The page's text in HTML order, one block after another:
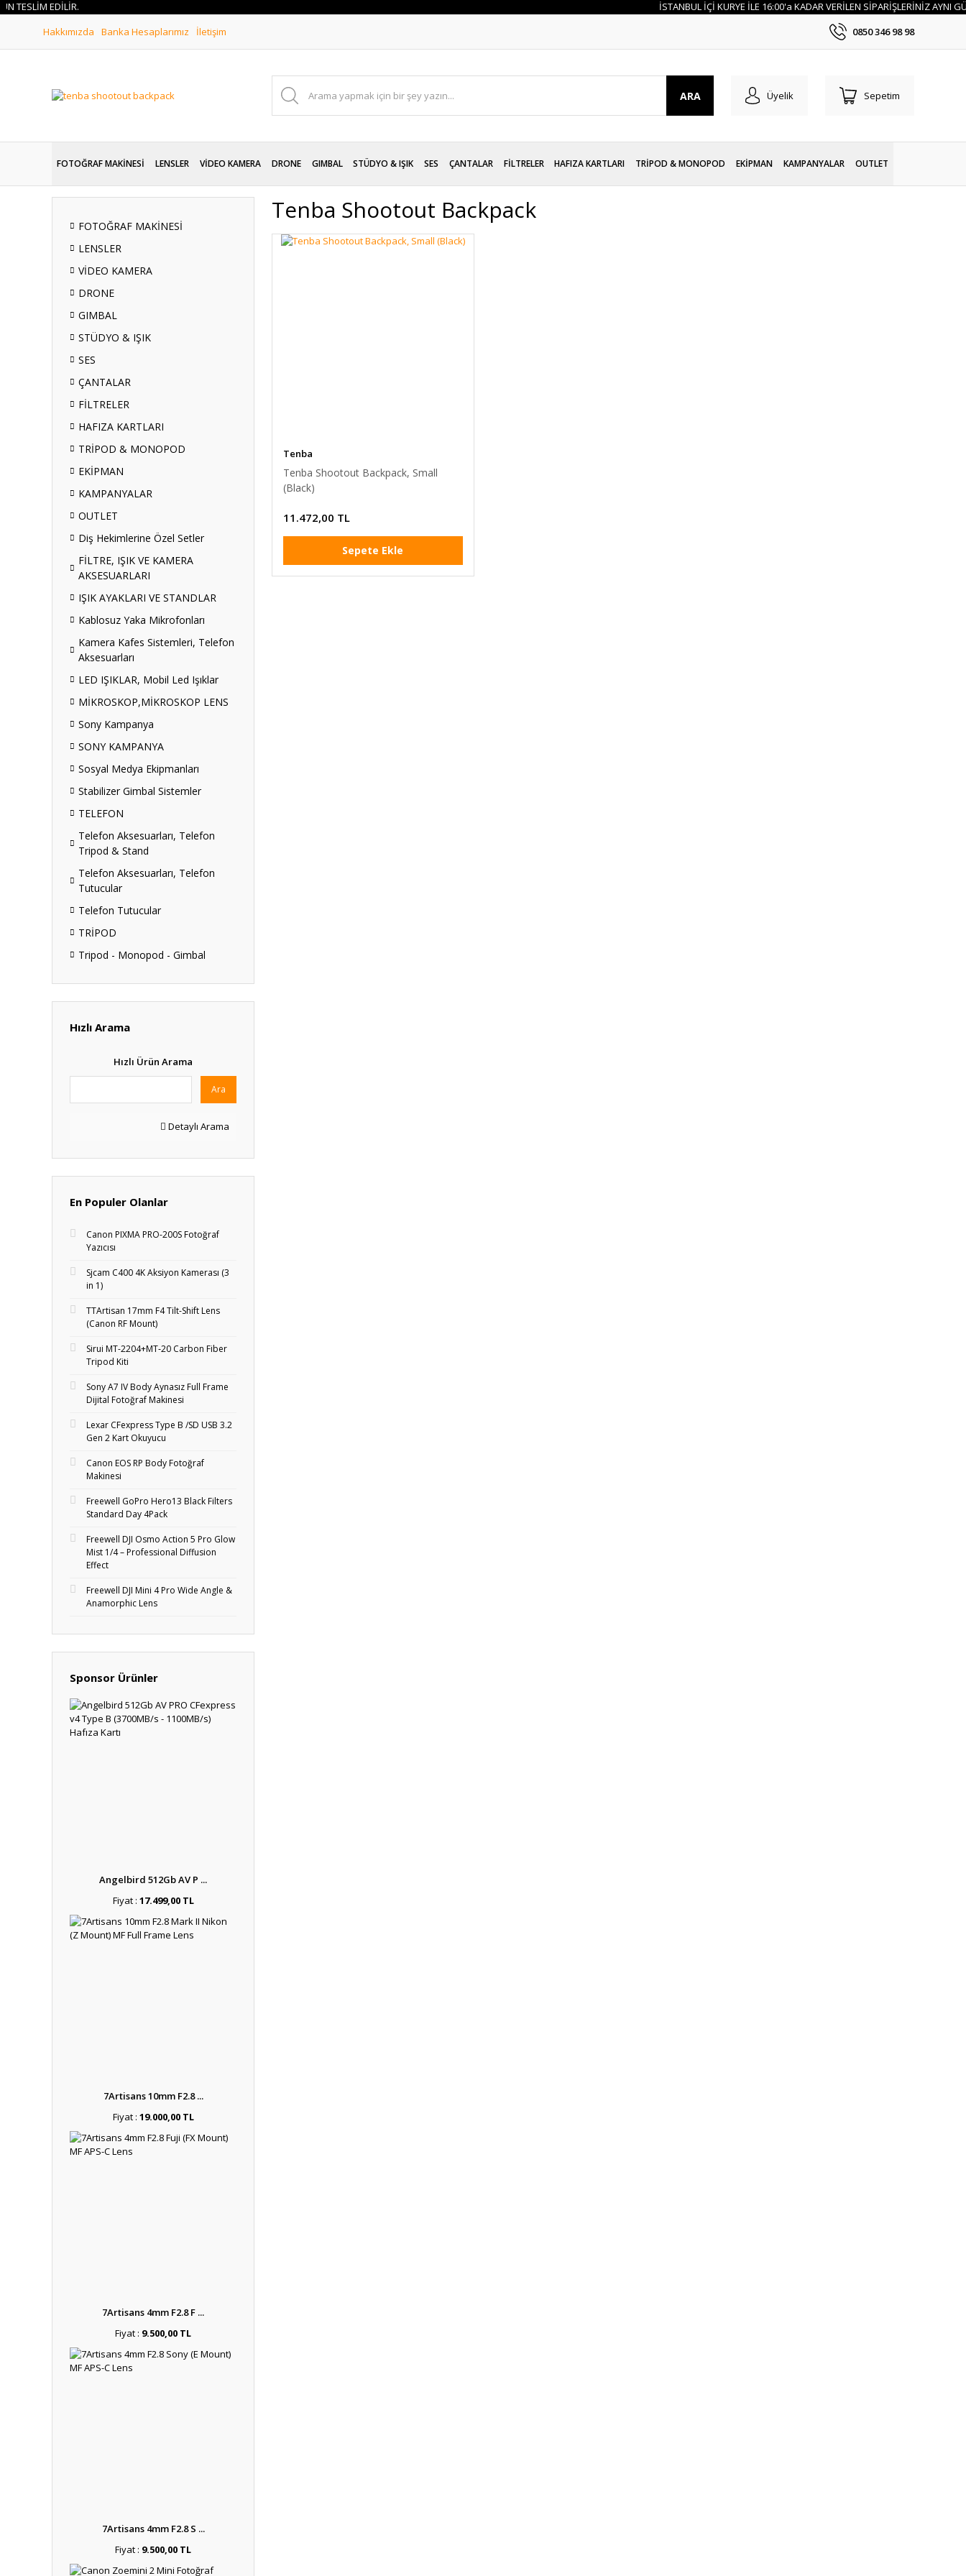
EDİLİR.
İSTANBUL İÇİ KURYE İLE 16:00'a KADAR VERİLEN SİPARİŞLERİNİZ AYNI GÜN
Hakkımızda
Banka Hesaplarımız İletişim 0850 346 98 98
ARA Üyelik Sepetim
FOTOĞRAF MAKİNESİ LENSLER VİDEO KAMERA DRONE GIMBAL STÜDYO & IŞIK SES ÇANTALAR FİLTRELER HAFIZA KARTLARI TRİPOD & MONOPOD EKİPMAN KAMPANYALAR OUTLET
FOTOĞRAF MAKİNESİ
LENSLER
VİDEO KAMERA
DRONE
GIMBAL
STÜDYO & IŞIK
SES
ÇANTALAR
FİLTRELER
HAFIZA KARTLARI
TRİPOD & MONOPOD
EKİPMAN
KAMPANYALAR
OUTLET
Diş Hekimlerine Özel Setler
FİLTRE, IŞIK VE KAMERA
AKSESUARLARI
IŞIK AYAKLARI VE STANDLAR
Kablosuz Yaka Mikrofonları
Kamera Kafes Sistemleri, Telefon
Aksesuarları
LED IŞIKLAR, Mobil Led Işıklar
MİKROSKOP,MİKROSKOP LENS
Sony Kampanya
SONY KAMPANYA
Sosyal Medya Ekipmanları
Stabilizer Gimbal Sistemler
TELEFON
Telefon Aksesuarları, Telefon
Tripod & Stand
Telefon Aksesuarları, Telefon
Tutucular
Telefon Tutucular
TRİPOD
Tripod - Monopod - Gimbal
Hızlı Arama
Hızlı Ürün Arama
Ara
Detaylı Arama
En Populer Olanlar
Canon PIXMA PRO-200S Fotoğraf
Yazıcısı
Sjcam C400 4K Aksiyon Kamerası (3
in 1)
TTArtisan 17mm F4 Tilt-Shift Lens
(Canon RF Mount)
Sirui MT-2204+MT‑20 Carbon Fiber
Tripod Kiti
Sony A7 IV Body Aynasız Full Frame
Dijital Fotoğraf Makinesi
Lexar CFexpress Type B /SD USB 3.2
Gen 2 Kart Okuyucu
Canon EOS RP Body Fotoğraf
Makinesi
Freewell GoPro Hero13 Black Filters
Standard Day 4Pack
Freewell DJI Osmo Action 5 Pro Glow
Mist 1/4 – Professional Diffusion
Effect
Freewell DJI Mini 4 Pro Wide Angle &
Anamorphic Lens
Sponsor Ürünler
Angelbird 512Gb AV P ...
Fiyat : 17.499,00 TL
7Artisans 10mm F2.8 ...
Fiyat : 19.000,00 TL
7Artisans 4mm F2.8 F ...
Fiyat : 9.500,00 TL
7Artisans 4mm F2.8 S ...
Fiyat : 9.500,00 TL
Tenba Shootout Backpack
Tenba
Tenba Shootout Backpack, Small
(Black)
11.472,00 TL
Sepete Ekle